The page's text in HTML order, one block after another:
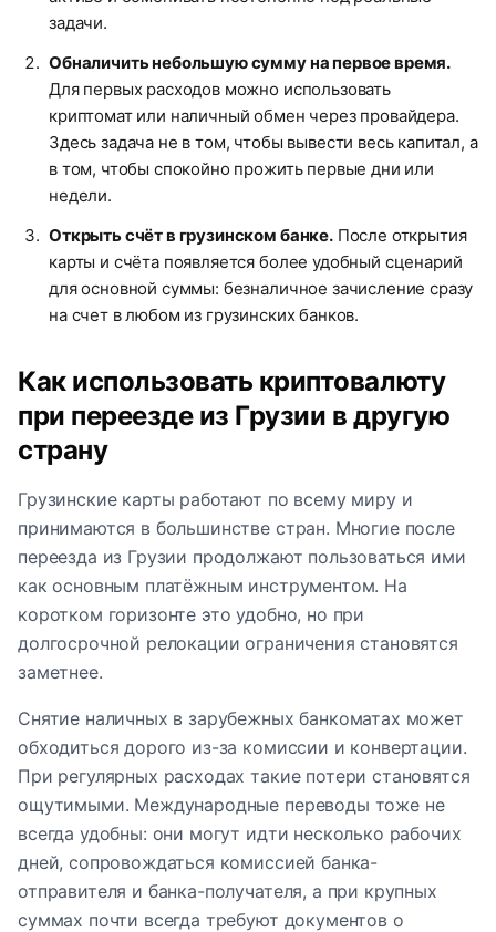
задачи.
Обналичить небольшую сумму на первое время.
Для первых расходов можно использовать
криптомат или наличный обмен через провайдера.
Здесь задача не в том, чтобы вывести весь капитал, а
в том, чтобы спокойно прожить первые дни или
недели.
Открыть счёт в грузинском банке.После открытия
карты и счёта появляется более удобный сценарий
для основной суммы: безналичное зачисление сразу
на счет в любом из грузинских банков.
Как использовать криптовалюту
при переезде из Грузии в другую
страну
Грузинские карты работают по всему миру и
принимаются в большинстве стран. Многие после
переезда из Грузии продолжают пользоваться ими
как основным платёжным инструментом. На
коротком горизонте это удобно, но при
долгосрочной релокации ограничения становятся
заметнее.
Снятие наличных в зарубежных банкоматах может
обходиться дорого из-за комиссии и конвертации.
При регулярных расходах такие потери становятся
ощутимыми. Международные переводы тоже не
всегда удобны: они могут идти несколько рабочих
дней, сопровождаться комиссией банка-
отправителя и банка-получателя, а при крупных
суммах почти всегда требуют документов о